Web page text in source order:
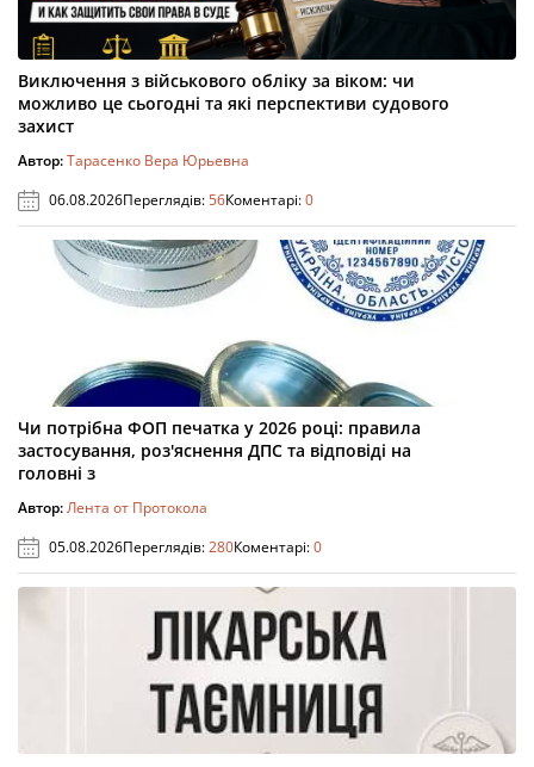
Виключення з військового обліку за віком: чи
можливо це сьогодні та які перспективи судового
захист
Автор:Тарасенко Вера Юрьевна
06.08.2026Переглядів:56Коментарі:0
Чи потрібна ФОП печатка у 2026 році: правила
застосування, роз'яснення ДПС та відповіді на
головні з
Автор:Лента от Протокола
05.08.2026Переглядів:280Коментарі:0